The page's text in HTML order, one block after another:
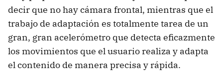
decir que no hay cámara frontal, mientras que el
trabajo de adaptación es totalmente tarea de un
gran, gran acelerómetro que detecta eficazmente
los movimientos que el usuario realiza y adapta
el contenido de manera precisa y rápida.